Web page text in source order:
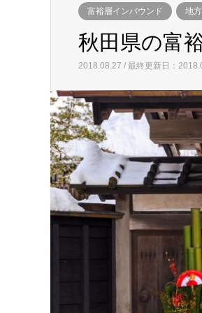
富裕層インバウンド 地
秋田県の富
2018.08.27 / 最終更新日：